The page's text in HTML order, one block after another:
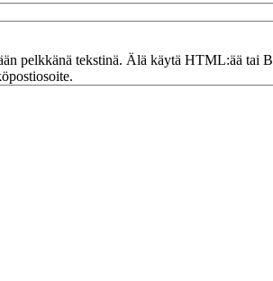
pelkkänä tekstinä. Älä käytä HTML:ää tai